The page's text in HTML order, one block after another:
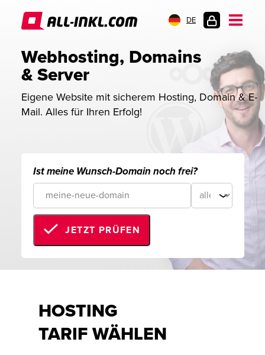
DE
Webhosting, Domains
& Server
Eigene Website mit sicherem Hosting, Domain & E-
Mail. Alles für Ihren Erfolg!
Ist meine Wunsch-Domain noch frei?
JETZT PRÜFEN
HOSTING
TARIF WÄHLEN